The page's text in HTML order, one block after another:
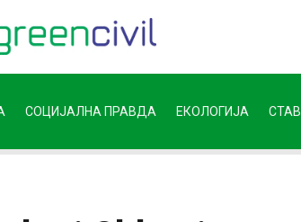
СОЦИЈАЛНА ПРАВДА ЕКОЛОГИЈА СТАВ